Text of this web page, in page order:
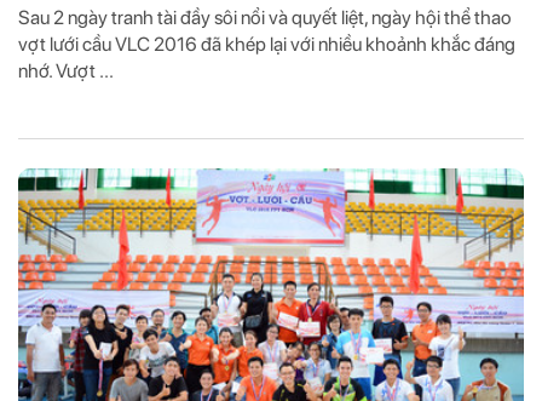
Sau 2 ngày tranh tài đầy sôi nổi và quyết liệt, ngày hội thể thao
vợt lưới cầu VLC 2016 đã khép lại với nhiều khoảnh khắc đáng
nhớ. Vượt ...